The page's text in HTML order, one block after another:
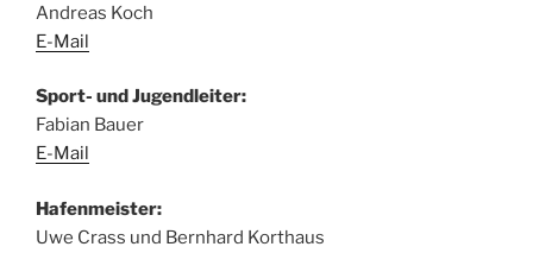
Andreas Koch
E-Mail
Sport- und Jugendleiter:
Fabian Bauer
E-Mail
Hafenmeister:
Uwe Crass und Bernhard Korthaus